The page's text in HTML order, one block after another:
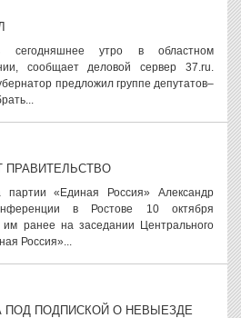
сегодняшнее утро в областном
сообщает деловой сервер 37.ru.
предложил группе депутатов–
ПРАВИТЕЛЬСТВО
партии «Единая Россия» Александр
в Ростове 10 октября
им ранее на заседании Центрального
Россия»...
ПОД ПОДПИСКОЙ О НЕВЫЕЗДЕ